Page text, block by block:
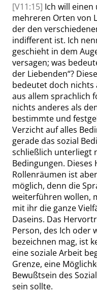
[V11:15] Ich will
mehreren Orten von
der den
indifferent ist. Ich
geschieht in dem
versagen; was
der Liebenden“?
bedeutet doch nichts
aus allem sprachlich
nichts anderes als
bestimmte und
Verzicht auf alles
gerade das sozial
schließlich unterliegt
Bedingungen.
Rollenräumen ist
möglich, denn die
weiterführen wollen,
mit ihr die ganze
Daseins. Das
Person, des Ich oder
bezeichnen mag, ist
eine soziale Arbeit
Grenze, eine
Bewußtsein des
sein sollte.